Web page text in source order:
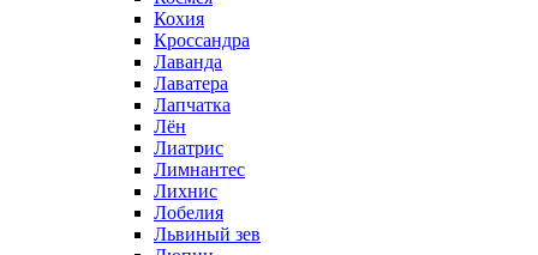
Кохия
Кроссандра
Лаванда
Лаватера
Лапчатка
Лён
Лиатрис
Лимнантес
Лихнис
Лобелия
Львиный зев